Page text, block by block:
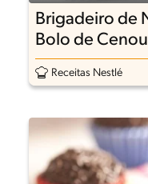
Brigadeiro de
Bolo de
Receitas Nestlé